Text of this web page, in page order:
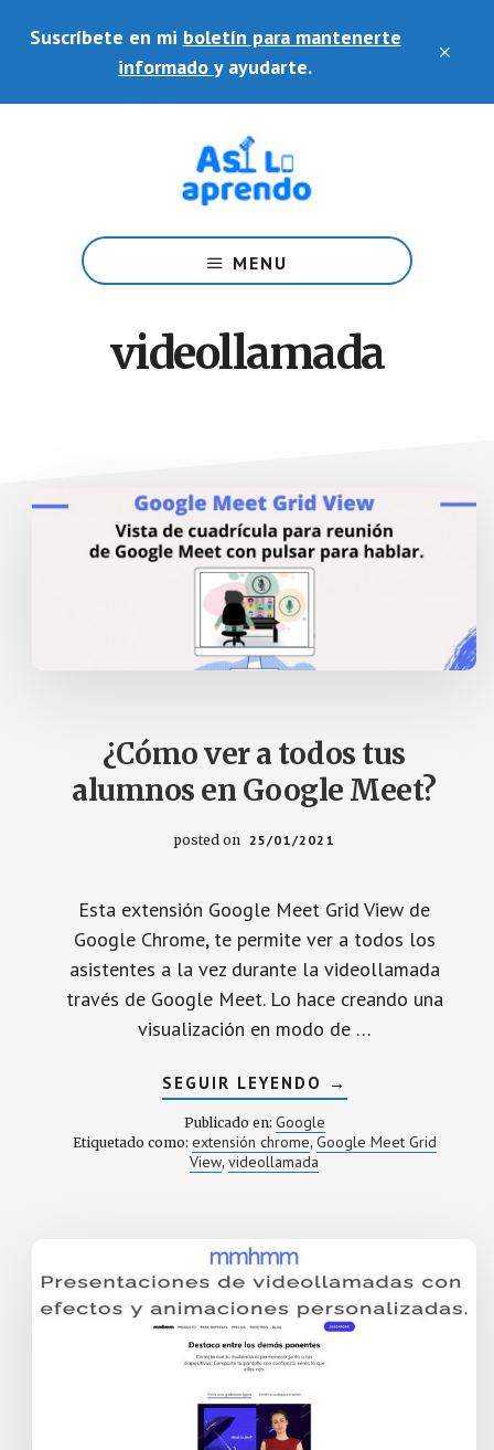
Suscríbete en mi boletín para mantenerte
informadoy ayudarte.
a
docentes
educativas
de
atender
de
personalizada
educativas.
MENU
videollamada
¿Cómo ver a todos tus
alumnos en Google Meet?
posted on 25/01/2021
Esta extensión Google Meet Grid View de
Google Chrome, te permite ver a todos los
asistentes a la vez durante la videollamada
través de Google Meet. Lo hace creando una
visualización en modo de …
SEGUIR LEYENDO ACERCA
DE
VER
A
→
Publicado en: Google
Etiquetado como: extensión chrome, Google Meet Grid
View,videollamada